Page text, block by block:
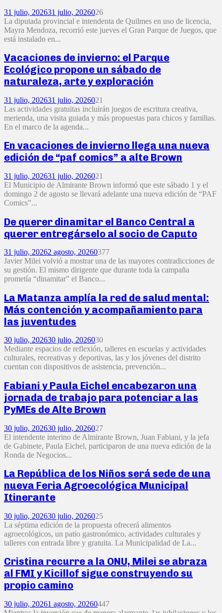
31 julio, 202631 julio, 2026026
La diputada provincial e intendenta de Quilmes en uso de licencia,
Mayra Mendoza, recorrió este jueves el Gran Parque de Juegos, que
está instalado en...
Vacaciones de invierno: el Parque
Ecológico propone un sábado de
naturaleza, arte y exploración
31 julio, 202631 julio, 2026021
Las actividades gratuitas incluirán juegos de escritura creativa,
merienda, una visita guiada y más propuestas para chicos y familias.
En el marco de la agenda...
En vacaciones de invierno llega una nueva
edición de “paf comics” a alte Brown
31 julio, 202631 julio, 2026021
El Municipio de Almirante Brown informó que este sábado 1 y el
domingo 2 de agosto se llevará adelante una nueva edición de “PAF
Comics”...
De querer dinamitar el Banco Central a
querer entregárselo al socio de Caputo
31 julio, 20262 agosto, 20260377
Javier Milei volvió a mostrar una de las mayores contradicciones de
su gestión. El mismo dirigente que durante toda la campaña
prometía “dinamitar” el Banco...
La Matanza amplía la red de salud mental:
Más contención y acompañamiento para
las juventudes
30 julio, 202630 julio, 2026030
Mediante espacios de reflexión, talleres en escuelas y actividades
culturales, recreativas y deportivas, las y los jóvenes del distrito
cuentan con dispositivos de asistencia, prevención...
Fabiani y Paula Eichel encabezaron una
jornada de trabajo para potenciar a las
PyMEs de Alte Brown
30 julio, 202630 julio, 2026027
El intendente interino de Almirante Brown, Juan Fabiani, y la jefa
de Gabinete, Paula Eichel, participaron de una nueva edición de la
Ronda de Negocios...
La República de los Niños será sede de una
nueva Feria Agroecológica Municipal
Itinerante
30 julio, 202630 julio, 2026025
La séptima edición de la propuesta ofrecerá alimentos
agroecológicos, un patio gastronómico, actividades culturales y
talleres con entrada libre y gratuita. La Municipalidad de La...
Cristina recurre a la ONU, Milei se abraza
al FMI y Kicillof sigue construyendo su
propio camino
30 julio, 20261 agosto, 20260447